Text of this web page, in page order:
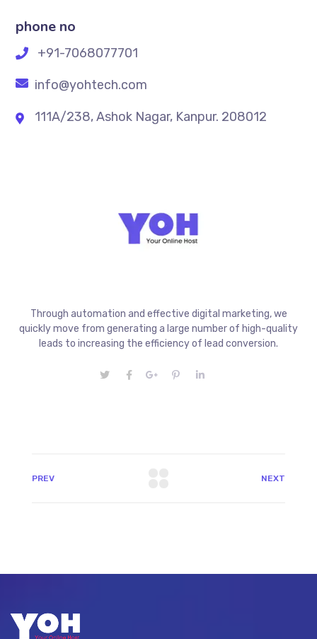
phone no
+91-7068077701
info@yohtech.com
111A/238, Ashok Nagar, Kanpur. 208012
Through automation and effective digital marketing, we
quickly move from generating a large number of high-quality
leads to increasing the efficiency of lead conversion.
PREV NEXT